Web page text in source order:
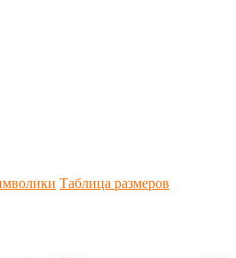
Таблица размеров